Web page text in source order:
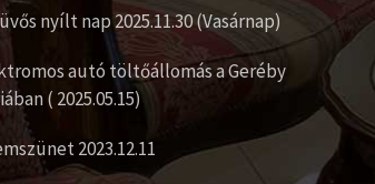
nyílt nap 2025.11.30 (Vasárnap)
autó töltőállomás a Geréby
( 2025.05.15)
2023.12.11